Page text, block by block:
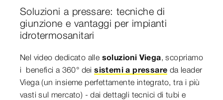
Soluzioni a pressare: tecniche di
giunzione e vantaggi per impianti
idrotermosanitari
Nel video dedicato alle soluzioni Viega, scopriamo
i benefici a 360° deisistemi a pressare da leader
Viega (un insieme perfettamente integrato, tra i più
vasti sul mercato) - dai dettagli tecnici di tubi e